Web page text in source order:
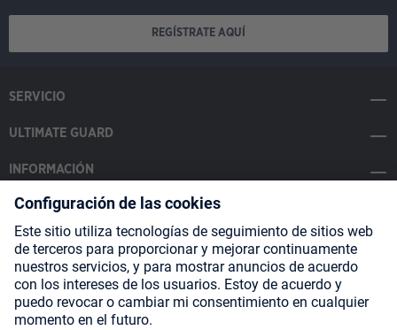
REGÍSTRATE AQUÍ
SERVICIO
ULTIMATE GUARD
INFORMACIÓN
SOCIAL MEDIA
Payment Methods